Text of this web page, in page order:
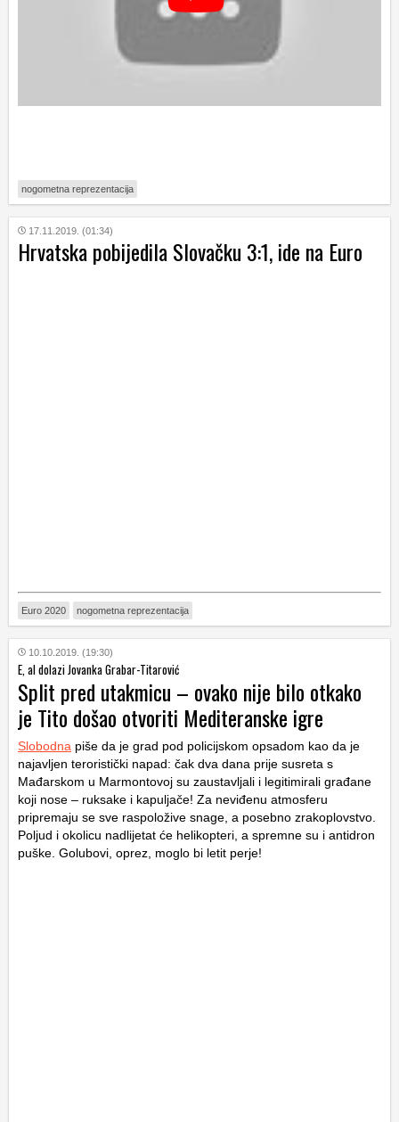
nogometna reprezentacija
17.11.2019. (01:34)
Hrvatska pobijedila Slovačku 3:1, ide na Euro
Euro 2020 nogometna reprezentacija
10.10.2019. (19:30)
E, al dolazi Jovanka Grabar-Titarović
Split pred utakmicu – ovako nije bilo otkako
je Tito došao otvoriti Mediteranske igre
Slobodna piše da je grad pod policijskom opsadom kao da je
najavljen teroristički napad: čak dva dana prije susreta s
Mađarskom u Marmontovoj su zaustavljali i legitimirali građane
koji nose – ruksake i kapuljače! Za neviđenu atmosferu
pripremaju se sve raspoložive snage, a posebno zrakoplovstvo.
Poljud i okolicu nadlijetat će helikopteri, a spremne su i antidron
puške. Golubovi, oprez, moglo bi letit perje!